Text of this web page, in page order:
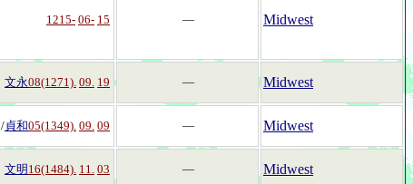
1215- 06- 15 ― Midwest
文永08(1271). 09. 19 ― Midwest
/貞和05(1349). 09. 09 ― Midwest
文明 16(1484). 11. 03 ― Midwest